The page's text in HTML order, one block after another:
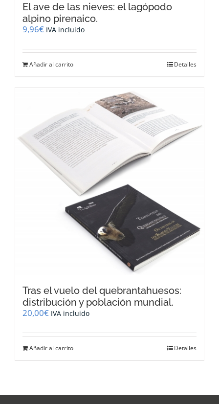
El ave de las nieves: el lagópodo
alpino pirenaico.
9,96€ IVA incluido
Añadir al carrito Detalles
Tras el vuelo del quebrantahuesos:
distribución y población mundial.
20,00€ IVA incluido
Añadir al carrito Detalles